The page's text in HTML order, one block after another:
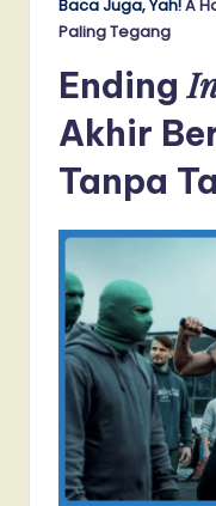
Baca Juga, Yah!A
Paling Tegang
Ending
Akhir
Tanpa